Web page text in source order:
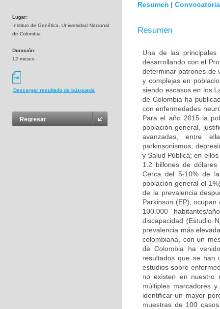
Lugar:
Instituo de Genética, Universidad Nacional
de Colombia
Duración:
12 meses
Descargar resultado de búsqueda
Regresar
Resumen | Convocatoria
Resumen
Una de las
desarrollando con el
determinar patrones de
y complejas en
siendo escasos en los
de Colombia ha
con enfermedades
Para el año 2015 la
población general,
avanzadas, entre
parkinsonismos,
y Salud Pública; en
1.2 billones de
Cerca del 5-10% de
población general el
de la prevalencia
Parkinson (EP),
100.000 habitantes/
discapacidad (Estudio
prevalencia más
colombiana, con un
de Colombia ha
resultados que se han
estudios sobre
no existen en nuestro
múltiples marcadores
identificar un mayor
muestras de 100